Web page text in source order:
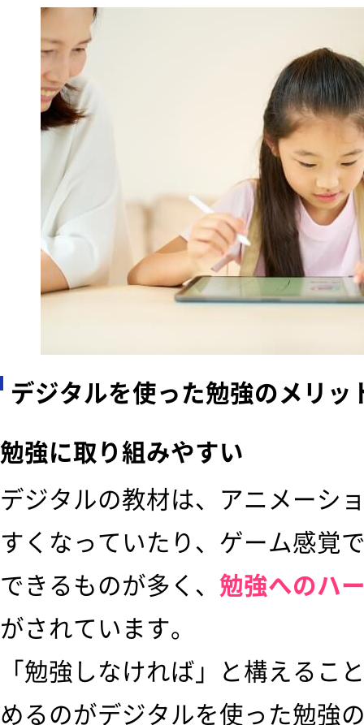
デジタルを使った勉強のメリッ
勉強に取り組みやすい
デジタルの教材は、アニメーシ
すくなっていたり、ゲーム感覚
できるものが多く、 勉強へのハ
がされています。
「勉強しなければ」と構えるこ
めるのがデジタルを使った勉強